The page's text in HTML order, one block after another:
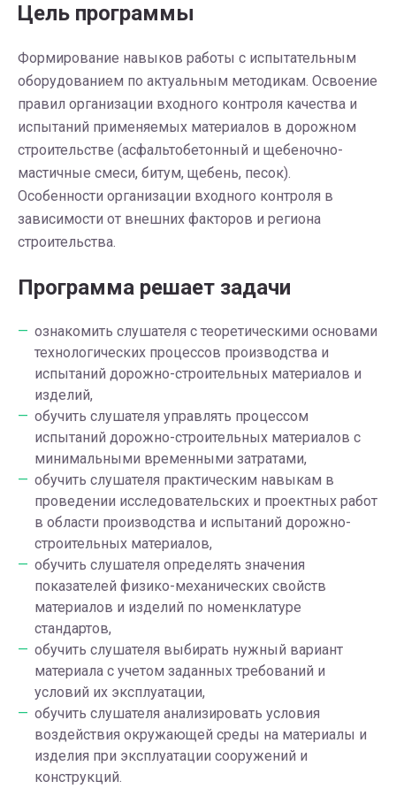
Цель программы
Формирование навыков работы с испытательным
оборудованием по актуальным методикам. Освоение
правил организации входного контроля качества и
испытаний применяемых материалов в дорожном
строительстве (асфальтобетонный и щебеночно-
мастичные смеси, битум, щебень, песок).
Особенности организации входного контроля в
зависимости от внешних факторов и региона
строительства.
Программа решает задачи
ознакомить слушателя с теоретическими основами
технологических процессов производства и
испытаний дорожно-строительных материалов и
изделий,
обучить слушателя управлять процессом
испытаний дорожно-строительных материалов с
минимальными временными затратами,
обучить слушателя практическим навыкам в
проведении исследовательских и проектных работ
в области производства и испытаний дорожно-
строительных материалов,
обучить слушателя определять значения
показателей физико-механических свойств
материалов и изделий по номенклатуре
стандартов,
обучить слушателя выбирать нужный вариант
материала с учетом заданных требований и
условий их эксплуатации,
обучить слушателя анализировать условия
воздействия окружающей среды на материалы и
изделия при эксплуатации сооружений и
конструкций.